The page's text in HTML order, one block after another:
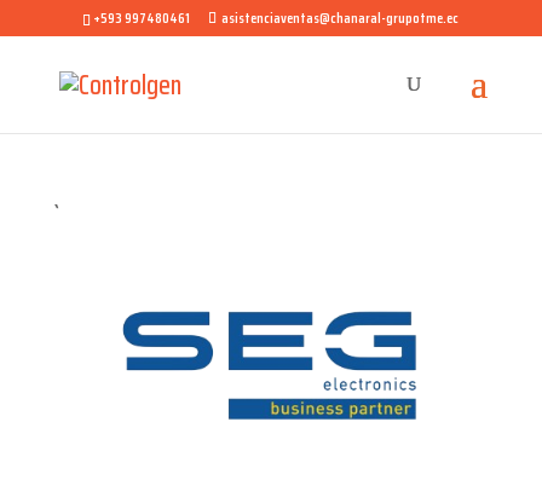
+593 997480461 asistenciaventas@chanaral-grupotme.ec
`